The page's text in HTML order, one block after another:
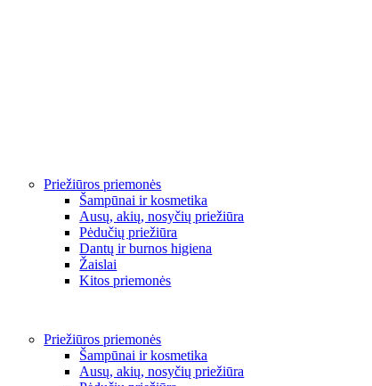
Priežiūros priemonės
Šampūnai ir kosmetika
Ausų, akių, nosyčių priežiūra
Pėdučių priežiūra
Dantų ir burnos higiena
Žaislai
Kitos priemonės
Priežiūros priemonės
Šampūnai ir kosmetika
Ausų, akių, nosyčių priežiūra